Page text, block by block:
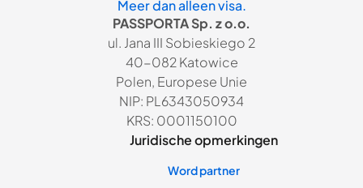
Meer dan alleen visa.
PASSPORTA Sp. z o.o.
ul. Jana III Sobieskiego 2
40-082 Katowice
Polen, Europese Unie
NIP: PL6343050934
KRS: 0001150100
Juridische opmerkingen
Word partner